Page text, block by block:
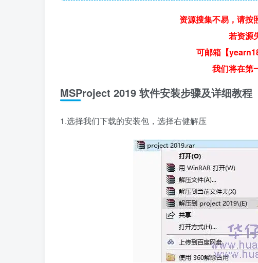
资源搜集不易，请按
若资源
可邮箱【
我们将在第
MSProject 2019 软件安装步骤及详细教程
1.选择我们下载的安装包，选择右健解压